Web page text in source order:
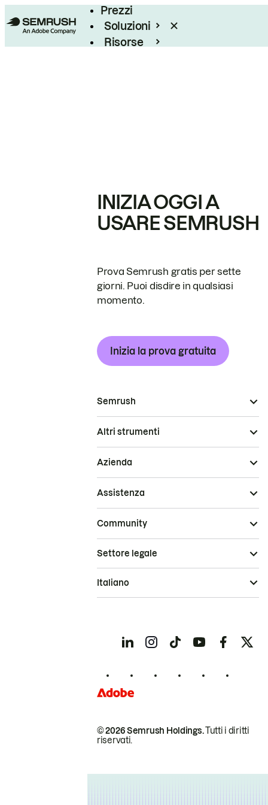
Prezzi
Soluzioni
Risorse
INIZIA OGGI A
USARE SEMRUSH
Prova Semrush gratis per sette
giorni. Puoi disdire in qualsiasi
momento.
Inizia la prova gratuita
Semrush
Altri strumenti
Azienda
Assistenza
Community
© 2026 Semrush Holdings.Tutti i diritti
riservati.
Settore legale
Italiano